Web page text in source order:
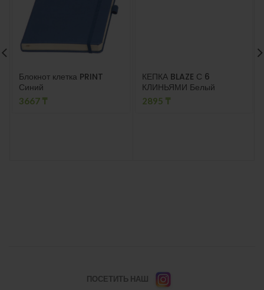
Блокнот клетка PRINT
Синий
3667 ₸
КЕПКА BLAZE С 6
КЛИНЬЯМИ Белый
2895 ₸
ПОСЕТИТЬ НАШ